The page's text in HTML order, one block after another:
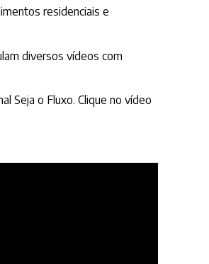
residenciais e
diversos vídeos com
Seja o Fluxo. Clique no vídeo